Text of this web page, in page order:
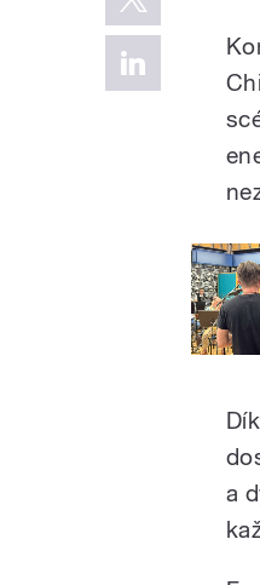
a